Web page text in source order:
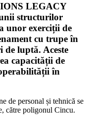
LEGACY
structurilor
unor exerciții de
cu trupe în
de luptă. Aceste
capacității de
în
de personal și tehnică se
către poligonul Cincu.